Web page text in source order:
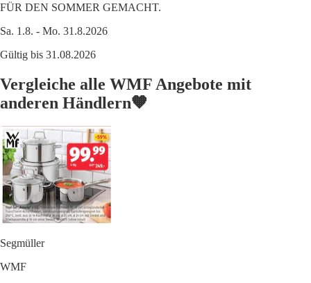
FÜR DEN SOMMER GEMACHT.
Sa. 1.8. - Mo. 31.8.2026
Gültig bis 31.08.2026
Vergleiche alle WMF Angebote mit
anderen Händlern🧡
Segmüller
WMF